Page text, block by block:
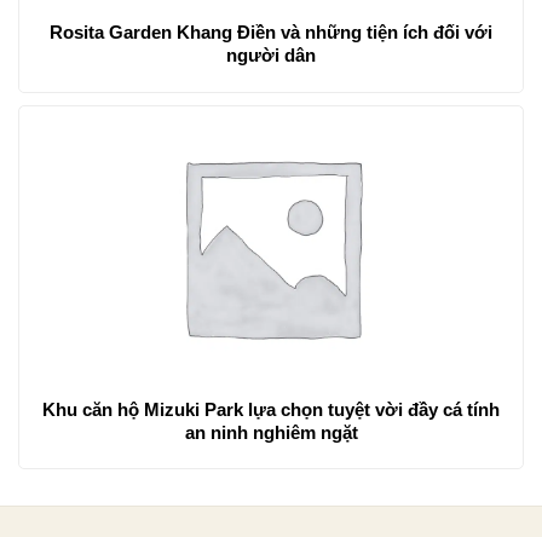
Rosita Garden Khang Điền và những tiện ích đối với
người dân
Khu căn hộ Mizuki Park lựa chọn tuyệt vời đầy cá tính
an ninh nghiêm ngặt